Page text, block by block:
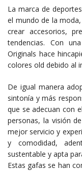
La marca de
el mundo de la
crear accesorios,
tendencias. Con
Originals hace
colores old debido al
De igual manera
sintonía y más
que se adecuan con
personas, la visión
mejor servicio y
y comodidad,
sustentable y apta
Estas gafas se han